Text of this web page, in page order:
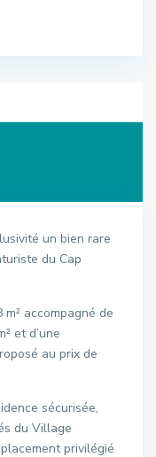
un bien rare
du Cap
accompagné de
et d’une
au prix de
sécurisée,
du Village
privilégié